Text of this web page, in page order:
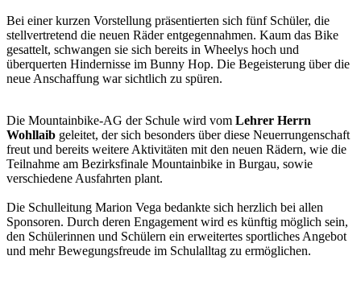
Bei einer kurzen Vorstellung präsentierten sich fünf Schüler, die
stellvertretend die neuen Räder entgegennahmen. Kaum das Bike
gesattelt, schwangen sie sich bereits in Wheelys hoch und
überquerten Hindernisse im Bunny Hop. Die Begeisterung über die
neue Anschaffung war sichtlich zu spüren.
Die Mountainbike-AG der Schule wird vom Lehrer Herrn
Wohllaib geleitet, der sich besonders über diese Neuerrungenschaft
freut und bereits weitere Aktivitäten mit den neuen Rädern, wie die
Teilnahme am Bezirksfinale Mountainbike in Burgau, sowie
verschiedene Ausfahrten plant.
Die Schulleitung Marion Vega bedankte sich herzlich bei allen
Sponsoren. Durch deren Engagement wird es künftig möglich sein,
den Schülerinnen und Schülern ein erweitertes sportliches Angebot
und mehr Bewegungsfreude im Schulalltag zu ermöglichen.